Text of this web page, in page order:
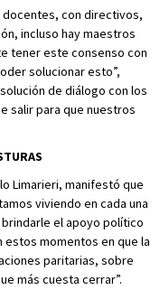
con directivos,
incluso hay maestros
tener este consenso con
solucionar esto”,
de diálogo con los
salir para que nuestros
Limarieri, manifestó que
viviendo en cada una
el apoyo político
momentos en que la
paritarias, sobre
más cuesta cerrar”.